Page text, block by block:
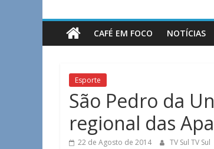
TV
Sul
Notícias
de
Guaxupé
região.
CAFÉ EM FOCO NOTÍCIAS
Esporte
São Pedro da
regional das
22 de Agosto de 2014 TV Sul TV Sul